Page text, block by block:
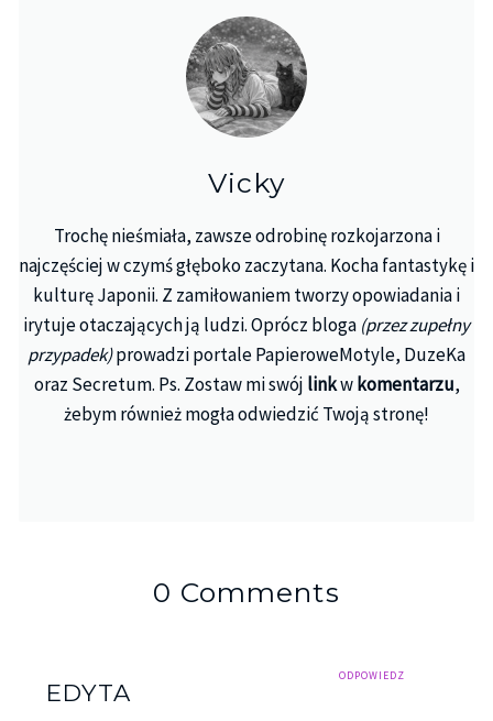
Vicky
Trochę nieśmiała, zawsze odrobinę rozkojarzona i
najczęściej w czymś głęboko zaczytana. Kocha fantastykę i
kulturę Japonii. Z zamiłowaniem tworzy opowiadania i
irytuje otaczających ją ludzi. Oprócz bloga (przez zupełny
przypadek)prowadzi portale PapieroweMotyle, DuzeKa
oraz Secretum. Ps. Zostaw mi swój linkwkomentarzu,
żebym również mogła odwiedzić Twoją stronę!
0 Comments
ODPOWIEDZ
EDYTA